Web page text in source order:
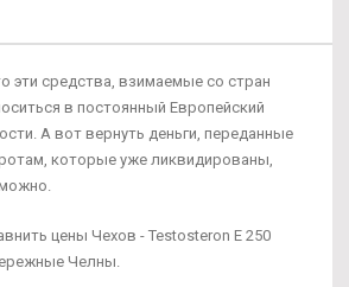
эти средства, взимаемые со стран
в постоянный Европейский
А вот вернуть деньги, переданные
которые уже ликвидированы,
цены Чехов - Testosteron E 250
Челны.